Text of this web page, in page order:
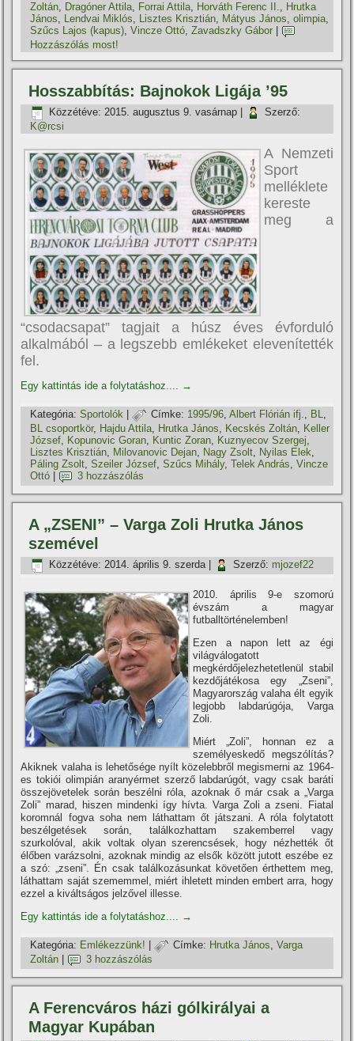
Zoltán, Dragóner Attila, Forrai Attila, Horváth Ferenc II., Hrutka
János, Lendvai Miklós, Lisztes Krisztián, Mátyus János,olimpia,
Szűcs Lajos (kapus),Vincze Ottó,Zavadszky Gábor
Hozzászólás most!
Hosszabbí­tás: Bajnokok Ligája ’95
Közzétéve: 2015. augusztus 9. vasárnap
Szerző:
K@rcsi
A Nemzeti
Sport
melléklete
kereste
meg a
“csodacsapat” tagjait a húsz éves évforduló
alkalmából – a legszebb emlékeket elevení­tették
fel.
Egy kattintás ide a folytatáshoz.... →
Kategória: Sportolók | Címke: 1995/96,Albert Flórián ifj., BL,
BL csoportkör, Hajdu Attila, Hrutka János, Kecskés Zoltán, Keller
József, Kopunovic Goran, Kuntic Zoran, Kuznyecov Szergej,
Lisztes Krisztián, Milovanovic Dejan, Nagy Zsolt, Nyilas Elek,
Páling Zsolt,Szeiler József,Szűcs Mihály,Telek András,Vincze
Ottó
3 hozzászólás
A „ZSENI” – Varga Zoli Hrutka János
szemével
Közzétéve: 2014. április 9. szerda| Szerző: mjozef22
2010. április 9-e szomorú
évszám a magyar
futballtörténelemben!
Ezen a napon lett az égi
világválogatott
megkérdőjelezhetetlenül stabil
kezdőjátékosa egy „Zseni”,
Magyarország valaha élt egyik
legjobb labdarúgója, Varga
Zoli.
Miért „Zoli”, honnan ez a
személyeskedő megszólí­tás?
Akiknek valaha is lehetősége nyí­lt közelebbről megismerni az 1964-
es tokiói olimpián aranyérmet szerző labdarúgót, vagy csak baráti
összejövetelek során beszélni róla, azoknak ő már csak a „Varga
Zoli” marad, hiszen mindenki í­gy hí­vta. Varga Zoli a zseni. Fiatal
koromnál fogva soha nem láthattam őt játszani. A róla folytatott
beszélgetések során, találkozhattam szakemberrel vagy
szurkolóval, akik voltak olyan szerencsések, hogy nézhették őt
élőben varázsolni, azoknak mindig az elsők között jutott eszébe ez
a szó: „zseni”. Én csak találkozásunkat követően érthettem meg,
láthattam saját szememmel, miért ihletett minden embert arra, hogy
ezzel a kiváltságos jelzővel illesse.
Egy kattintás ide a folytatáshoz.... →
Kategória: Emlékezzünk! | Címke: Hrutka János,Varga
Zoltán
3 hozzászólás
A Ferencváros házi gólkirályai a
Magyar Kupában